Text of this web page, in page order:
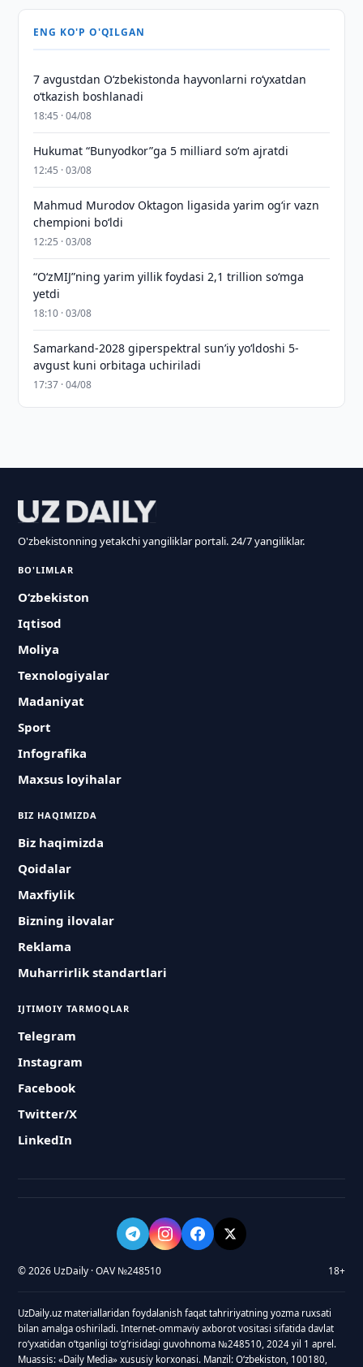
ENG KO'P O'QILGAN
7 avgustdan O‘zbekistonda hayvonlarni ro‘yxatdan
o‘tkazish boshlanadi
18:45 · 04/08
Hukumat “Bunyodkor”ga 5 milliard so‘m ajratdi
12:45 · 03/08
Mahmud Murodov Oktagon ligasida yarim og‘ir vazn
chempioni bo‘ldi
12:25 · 03/08
“O‘zMIJ”ning yarim yillik foydasi 2,1 trillion so‘mga
yetdi
18:10 · 03/08
Samarkand-2028 giperspektral sun’iy yo‘ldoshi 5-
avgust kuni orbitaga uchiriladi
17:37 · 04/08
O'zbekistonning yetakchi yangiliklar portali. 24/7 yangiliklar.
BO'LIMLAR
O‘zbekiston
Iqtisod
Moliya
Texnologiyalar
Madaniyat
Sport
Infografika
Maxsus loyihalar
BIZ HAQIMIZDA
Biz haqimizda
Qoidalar
Maxfiylik
Bizning ilovalar
Reklama
Muharrirlik standartlari
IJTIMOIY TARMOQLAR
Telegram
Instagram
Facebook
Twitter/X
LinkedIn
© 2026 UzDaily · OAV №248510 18+
UzDaily.uz materiallaridan foydalanish faqat tahririyatning yozma ruxsati
bilan amalga oshiriladi. Internet-ommaviy axborot vositasi sifatida davlat
roʻyxatidan oʻtganligi toʻgʻrisidagi guvohnoma №248510, 2024 yil 1 aprel.
Muassis: «Daily Media» xususiy korxonasi. Manzil: Oʻzbekiston, 100180,